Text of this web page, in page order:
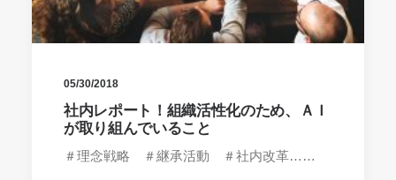
05/30/2018
社内レポート！組織活性化のため、ＡＩ
が取り組んでいること
＃理念戦略 ＃継承活動 ＃社内改革……